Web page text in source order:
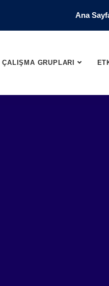
Ana
ÇALIŞMA GRUPLARI